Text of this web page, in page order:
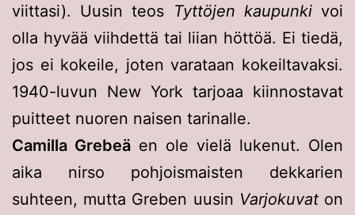
viittasi). Uusin teos Tyttöjen kaupunkivoi
olla hyvää viihdettä tai liian höttöä. Ei tiedä,
jos ei kokeile, joten varataan kokeiltavaksi.
1940-luvun New York tarjoaa kiinnostavat
puitteet nuoren naisen tarinalle.
Camilla Grebeä en ole vielä lukenut. Olen
aika nirso pohjoismaisten dekkarien
suhteen, mutta Greben uusin Varjokuvaton